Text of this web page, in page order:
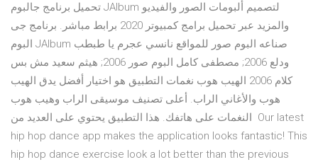
تحميل برنامج جالبوم JAlbum لتصميم ألبومات الصور والفيديو
والمزيد عبر تحميل برامج كمبيوتر 2020 برابط مباشر. برنامج جى
البوم JAlbum صناعه البوم صور للمواقع نانسي عجرم يا طبطب
ودلع 2006; مصطفى كامل البوم صور 2006; هيثم سعيد مش بس
كلام 2006 الهيب هوب نغمات التطبيق هو اختيار أفضل يدق الهيب
هوب والأغاني الراب. أعلى تصنيف موسيقى الراب وهيب هوب
النغمات على هاتفك. هذا التطبيق يحتوي على العديد من Our latest
hip hop dance app makes the application looks fantastic! This
hip hop dance exercise look a lot better than the previous